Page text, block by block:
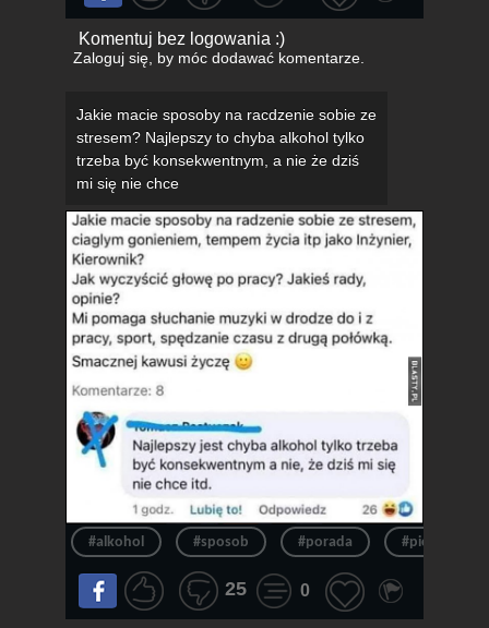
Komentuj bez logowania :)
Zaloguj się, by móc dodawać komentarze.
Jakie macie sposoby na racdzenie sobie ze
stresem? Najlepszy to chyba alkohol tylko
trzeba być konsekwentnym, a nie że dziś
mi się nie chce
#alkohol #sposob #porada #picie
25 0